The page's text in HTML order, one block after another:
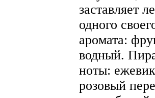
заставляет
одного
аромата:
водный.
ноты:
розовый